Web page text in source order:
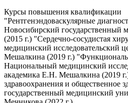
Курсы повышения квалификации
"Рентгенэндоваскулярные
Новосибирский государственный
(2015 г.) "Сердечно-сосудистая
медицинский исследовательский
Мешалкина (2019 г.)
Национальный медицинский
академика Е.Н. Мешалкина (2019
здравоохранения и общественное
государственный медицинский